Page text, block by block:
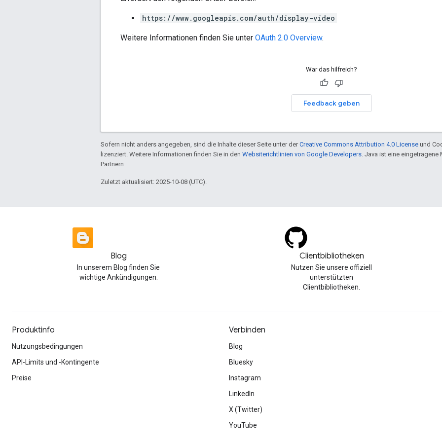
https://www.googleapis.com/auth/display-video
Weitere Informationen finden Sie unter OAuth 2.0 Overview.
War das hilfreich?
Feedback geben
Sofern nicht anders angegeben, sind die Inhalte dieser Seite unter derCreative Commons Attribution 4.0 License und
lizenziert. Weitere Informationen finden Sie in den Websiterichtlinien von Google Developers . Java ist eine eingetragene
Partnern.
Zuletzt aktualisiert: 2025-10-08 (UTC).
Blog
In unserem Blog finden Sie
wichtige Ankündigungen.
Clientbibliotheken
Nutzen Sie unsere offiziell
unterstützten
Clientbibliotheken.
Produktinfo
Nutzungsbedingungen
API-Limits und -Kontingente
Preise
Verbinden
Blog
Bluesky
Instagram
LinkedIn
X (Twitter)
YouTube